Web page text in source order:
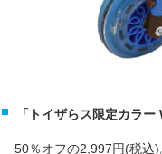
「トイザらス限定カラ
50％オフの2,997円(税込)